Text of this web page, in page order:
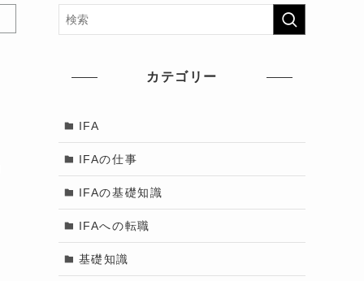
カテゴリー
IFA
IFAの仕事
IFAの基礎知識
IFAへの転職
基礎知識